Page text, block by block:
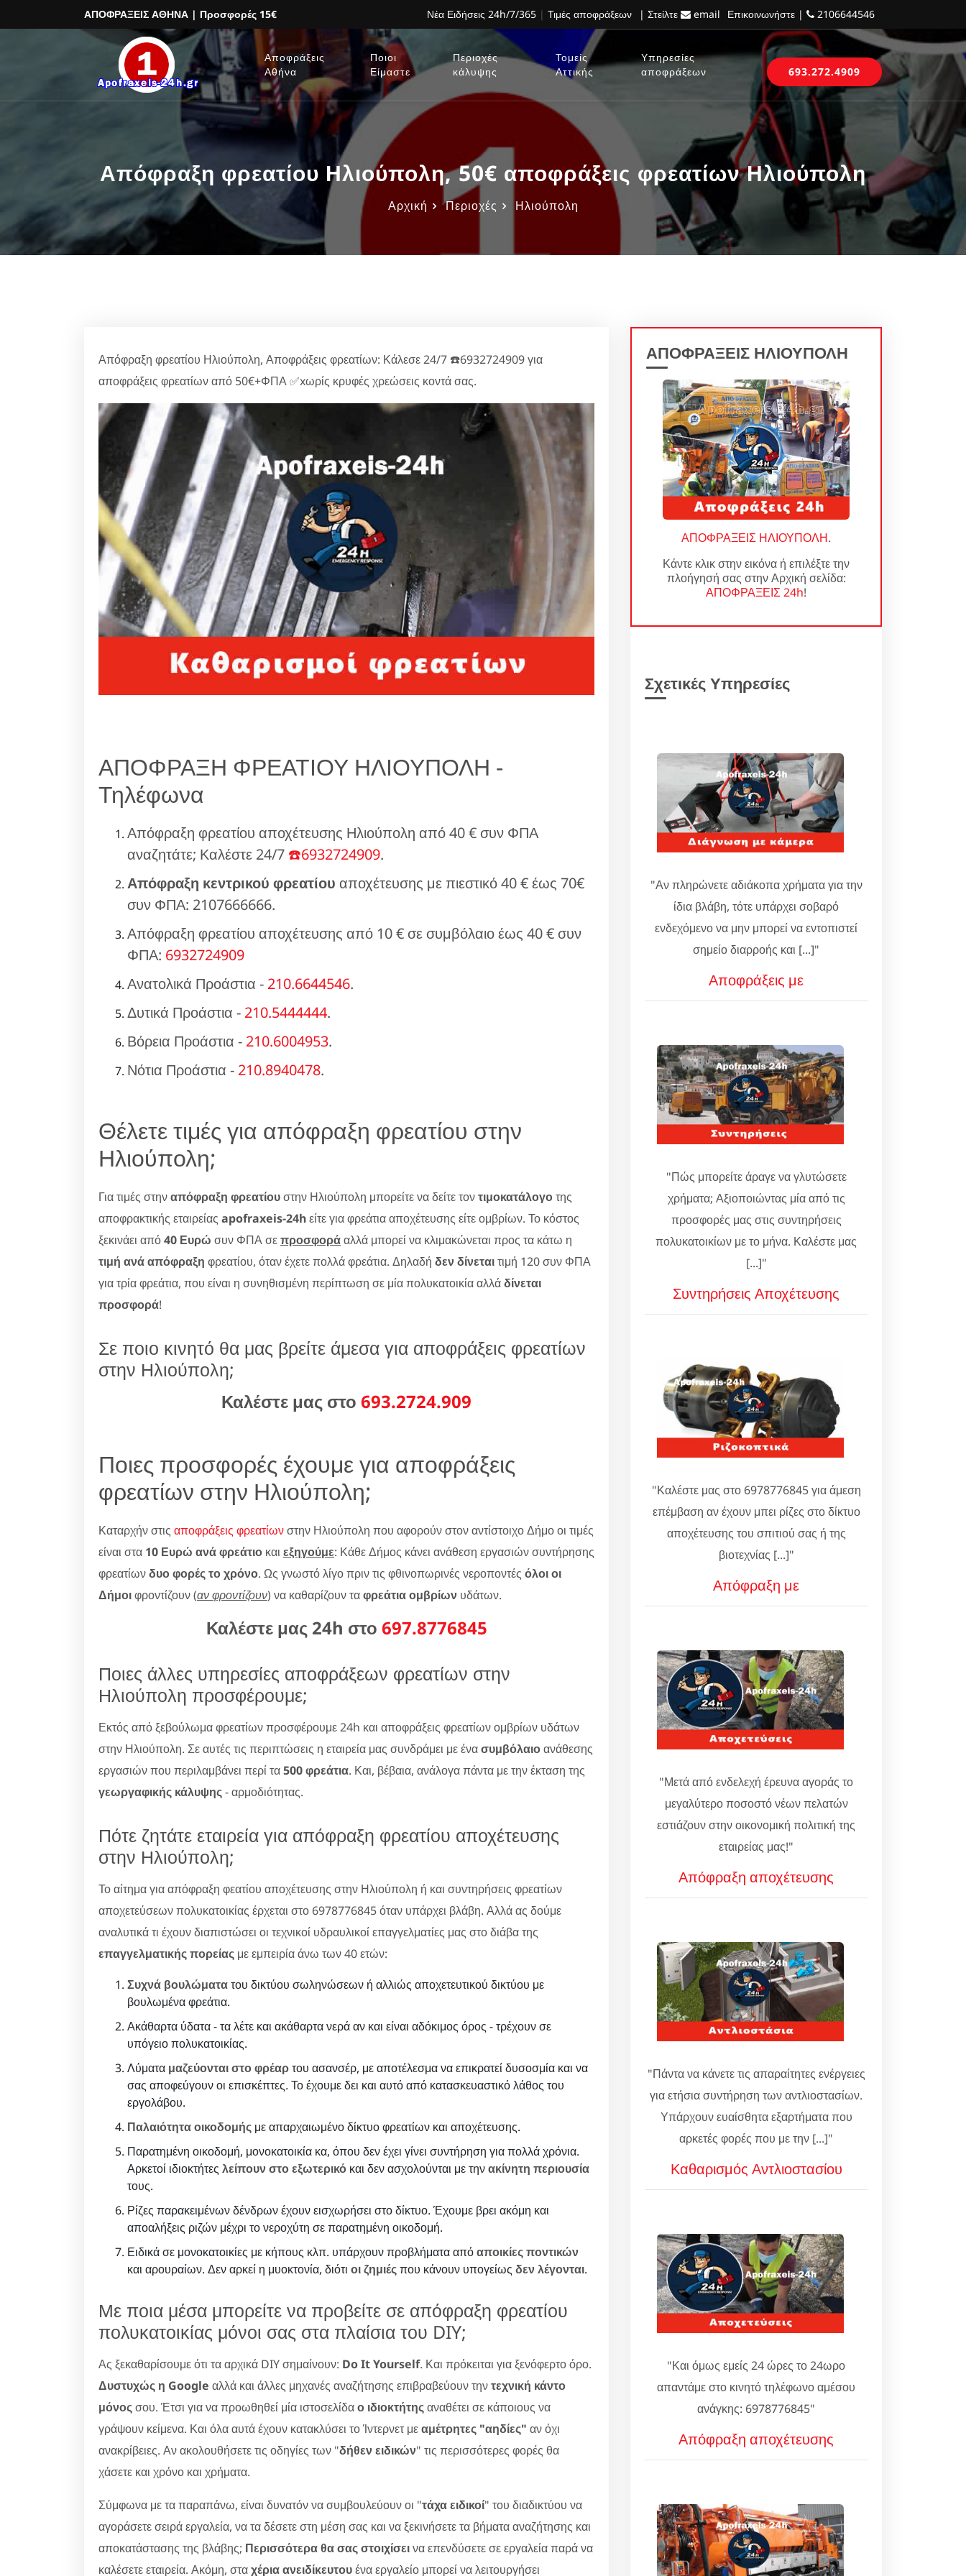
ΑΠΟΦΡΑΞΕΙΣ ΑΘΗΝΑ | Προσφορές 15€ Νέα Ειδήσεις 24h/7/365 | Τιμές αποφράξεων | Στείλτε email Επικοινωνήστε | 2106644546
Αποφράξεις
Αθήνα
Ποιοι
Είμαστε
Περιοχές
κάλυψης
Τομείς
Αττικής
Υπηρεσίες
αποφράξεων
693.272.4909
Απόφραξη φρεατίου Ηλιούπολη, 50€ αποφράξεις φρεατίων Ηλιούπολη
Αρχική Περιοχές Ηλιούπολη
Απόφραξη φρεατίου Ηλιούπολη, Αποφράξεις φρεατίων: Κάλεσε 24/7 ☎️6932724909 για
αποφράξεις φρεατίων από 50€+ΦΠΑ ✅xωρίς κρυφές χρεώσεις κοντά σας.
ΑΠΟΦΡΑΞΗ ΦΡΕΑΤΙΟΥ ΗΛΙΟΥΠΟΛΗ -
Τηλέφωνα
Απόφραξη φρεατίου αποχέτευσης Ηλιούπολη από 40 € συν ΦΠΑ
αναζητάτε; Καλέστε 24/7 ☎️6932724909.
Απόφραξη κεντρικού φρεατίου αποχέτευσης με πιεστικό 40 € έως 70€
συν ΦΠΑ: 2107666666.
Απόφραξη φρεατίου αποχέτευσης από 10 € σε συμβόλαιο έως 40 € συν
ΦΠΑ: 6932724909
Ανατολικά Προάστια - 210.6644546.
Δυτικά Προάστια - 210.5444444.
Βόρεια Προάστια - 210.6004953.
Νότια Προάστια - 210.8940478.
Θέλετε τιμές για απόφραξη φρεατίου στην
Ηλιούπολη;
Για τιμές στηναπόφραξη φρεατίουστην Ηλιούπολη μπορείτε να δείτε τοντιμοκατάλογοτης
αποφρακτικής εταιρείας apofraxeis-24hείτε για φρεάτια αποχέτευσης είτε ομβρίων. Το κόστος
ξεκινάει από40 Ευρώ συν ΦΠΑ σεπροσφοράαλλά μπορεί να κλιμακώνεται προς τα κάτω η
τιμή ανά απόφραξη φρεατίου, όταν έχετε πολλά φρεάτια. Δηλαδή δεν δίνεταιτιμή 120 συν ΦΠΑ
για τρία φρεάτια, που είναι η συνηθισμένη περίπτωση σε μία πολυκατοικία αλλάδίνεται
προσφορά!
Σε ποιο κινητό θα μας βρείτε άμεσα για αποφράξεις φρεατίων
στην Ηλιούπολη;
Καλέστε μας στο 693.2724.909
Ποιες προσφορές έχουμε για αποφράξεις
φρεατίων στην Ηλιούπολη;
Καταρχήν στις αποφράξεις φρεατίωνστην Ηλιούπολη που αφορούν στον αντίστοιχο Δήμο οι τιμές
είναι στα 10 Ευρώ ανά φρεάτιο και εξηγούμε: Κάθε Δήμος κάνει ανάθεση εργασιών συντήρησης
φρεατίωνδυο φορές το χρόνο. Ως γνωστό λίγο πριν τις φθινοπωρινές νεροποντές όλοι οι
Δήμοιφροντίζουν (αν φροντίζουν) να καθαρίζουν ταφρεάτια ομβρίων υδάτων.
Καλέστε μας 24h στο 697.8776845
Ποιες άλλες υπηρεσίες αποφράξεων φρεατίων στην
Ηλιούπολη προσφέρουμε;
Εκτός από ξεβούλωμα φρεατίων προσφέρουμε 24h και αποφράξεις φρεατίων ομβρίων υδάτων
στην Ηλιούπολη. Σε αυτές τις περιπτώσεις η εταιρεία μας συνδράμει με ένασυμβόλαιοανάθεσης
εργασιών που περιλαμβάνει περί τα500 φρεάτια. Και, βέβαια, ανάλογα πάντα με την έκταση της
γεωργαφικής κάλυψης- αρμοδιότητας.
Πότε ζητάτε εταιρεία για απόφραξη φρεατίου αποχέτευσης
στην Ηλιούπολη;
Το αίτημα για απόφραξη φεατίου αποχέτευσης στην Ηλιούπολη ή και συντηρήσεις φρεατίων
αποχετεύσεων πολυκατοικίας έρχεται στο 6978776845 όταν υπάρχει βλάβη. Αλλά ας δούμε
αναλυτικά τι έχουν διαπιστώσει οι τεχνικοί υδραυλικοί επαγγελματίες μας στο διάβα της
επαγγελματικής πορείας με εμπειρία άνω των 40 ετών:
Συχνά βουλώματατου δικτύου σωληνώσεων ή αλλιώς αποχετευτικού δικτύου με
βουλωμένα φρεάτια.
Ακάθαρτα ύδατα - τα λέτε και ακάθαρτα νερά αν και είναι αδόκιμος όρος - τρέχουν σε
υπόγειο πολυκατοικίας.
Λύματα μαζεύονται στο φρέαρτου ασανσέρ, με αποτέλεσμα να επικρατεί δυσοσμία και να
σας αποφεύγουν οι επισκέπτες. Το έχουμε δει και αυτό από κατασκευαστικό λάθος του
εργολάβου.
Παλαιότητα οικοδομής με απαρχαιωμένο δίκτυο φρεατίων και αποχέτευσης.
Παρατημένη οικοδομή, μονοκατοικία κα, όπου δεν έχει γίνει συντήρηση για πολλά χρόνια.
Αρκετοί ιδιοκτήτες λείπουν στο εξωτερικό και δεν ασχολούνται με τηνακίνητη περιουσία
τους.
Ρίζες παρακειμένων δένδρων έχουν εισχωρήσει στο δίκτυο. Έχουμε βρει ακόμη και
αποαλήξεις ριζών μέχρι το νεροχύτη σε παρατημένη οικοδομή.
Ειδικά σε μονοκατοικίες με κήπους κλπ. υπάρχουν προβλήματα απόαποικίες ποντικών
και αρουραίων. Δεν αρκεί η μυοκτονία, διότι οι ζημιέςπου κάνουν υπογείως δεν λέγονται.
Με ποια μέσα μπορείτε να προβείτε σε απόφραξη φρεατίου
πολυκατοικίας μόνοι σας στα πλαίσια του DIY;
Ας ξεκαθαρίσουμε ότι τα αρχικά DIY σημαίνουν: Do It Yourself. Και πρόκειται για ξενόφερτο όρο.
Δυστυχώς η Google αλλά και άλλες μηχανές αναζήτησης επιβραβεύουν τηντεχνική κάντο
μόνοςσου. Έτσι για να προωθηθεί μία ιστοσελίδαο ιδιοκτήτηςαναθέτει σε κάποιους να
γράψουν κείμενα. Και όλα αυτά έχουν κατακλύσει το Ίντερνετ μεαμέτρητες "αηδίες" αν όχι
ανακρίβειες. Αν ακολουθήσετε τις οδηγίες των "δήθεν ειδικών" τις περισσότερες φορές θα
χάσετε και χρόνο και χρήματα.
Σύμφωνα με τα παραπάνω, είναι δυνατόν να συμβουλεύουν οι "τάχα ειδικοί" του διαδικτύου να
αγοράσετε σειρά εργαλεία, να τα δέσετε στη μέση σας και να ξεκινήσετε τα βήματα αναζήτησης και
αποκατάστασης της βλάβης; Περισσότερα θα σας στοιχίσεινα επενδύσετε σε εργαλεία παρά να
καλέσετε εταιρεία. Ακόμη, σταχέρια ανειδίκευτουένα εργαλείο μπορεί να λειτουργήσει
ΑΠΟΦΡΑΞΕΙΣ ΗΛΙΟΥΠΟΛΗ
ΑΠΟΦΡΑΞΕΙΣ ΗΛΙΟΥΠΟΛΗ.
Κάντε κλικ στην εικόνα ή επιλέξτε την
πλοήγησή σας στην Αρχική σελίδα:
ΑΠΟΦΡΑΞΕΙΣ 24h!
Σχετικές Υπηρεσίες
"Αν πληρώνετε αδιάκοπα χρήματα για την
ίδια βλάβη, τότε υπάρχει σοβαρό
ενδεχόμενο να μην μπορεί να εντοπιστεί
σημείο διαρροής και [...]"
Αποφράξεις με
"Πώς μπορείτε άραγε να γλυτώσετε
χρήματα; Αξιοποιώντας μία από τις
προσφορές μας στις συντηρήσεις
πολυκατοικίων με το μήνα. Καλέστε μας
[...]"
Συντηρήσεις Αποχέτευσης
"Καλέστε μας στο 6978776845 για άμεση
επέμβαση αν έχουν μπει ρίζες στο δίκτυο
αποχέτευσης του σπιτιού σας ή της
βιοτεχνίας [...]"
Απόφραξη με
"Μετά από ενδελεχή έρευνα αγοράς το
μεγαλύτερο ποσοστό νέων πελατών
εστιάζουν στην οικονομική πολιτική της
εταιρείας μας!"
Απόφραξη αποχέτευσης
"Πάντα να κάνετε τις απαραίτητες ενέργειες
για ετήσια συντήρηση των αντλιοστασίων.
Υπάρχουν ευαίσθητα εξαρτήματα που
αρκετές φορές που με την [...]"
Καθαρισμός Αντλιοστασίου
"Και όμως εμείς 24 ώρες το 24ωρο
απαντάμε στο κινητό τηλέφωνο αμέσου
ανάγκης: 6978776845"
Απόφραξη αποχέτευσης